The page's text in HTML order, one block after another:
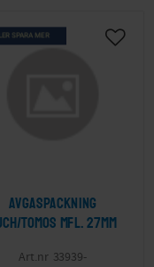
Avgaspackning
Tomos mfl. 27mm
33939-
SPARA MER
Lägg